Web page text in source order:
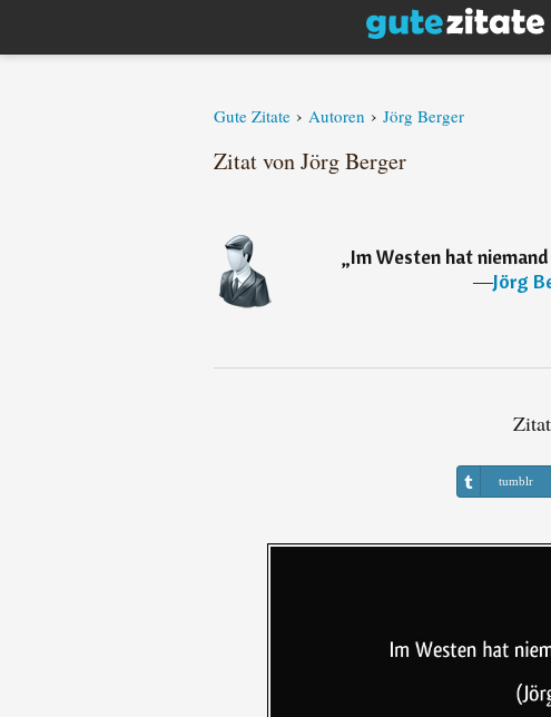
Gute Zitate › Autoren › Jörg Berger
Zitat von Jörg Berger
„Im Westen hat
―Jörg
tumblr